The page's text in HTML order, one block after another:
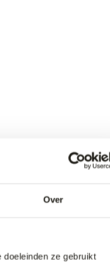
Over
ze gebruikt